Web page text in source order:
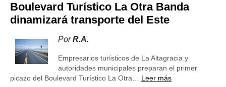
Boulevard Turístico La Otra Banda
dinamizará transporte del Este
PorR.A.
Empresarios turísticos de La Altagracia y
autoridades municipales preparan el primer
picazo del Boulevard Turístico La Otra… Leer más